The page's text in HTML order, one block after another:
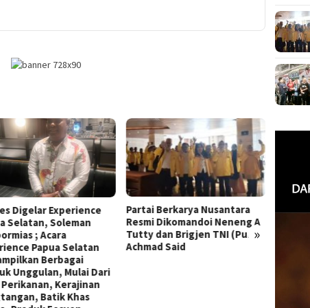
»
Berkarya Nusantara
Dikomandoi Neneng A
Brigjen TNI (Purn)
Said
PARTAI PERINDRA, PARTAI
MILIK RAKYAT YANG TERBUKA
BAGI SELURUH LINTAS
GENERASI